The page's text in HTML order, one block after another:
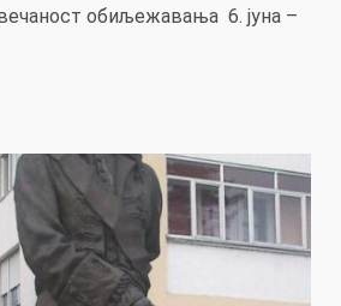
обиљежавања 6. јуна –